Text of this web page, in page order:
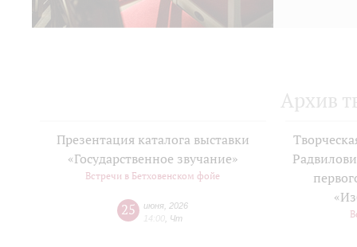
Архив
Презентация каталога выставки
«Государственное звучание»
Встречи в Бетховенском фойе
25 июня 2026
14:00 Чт